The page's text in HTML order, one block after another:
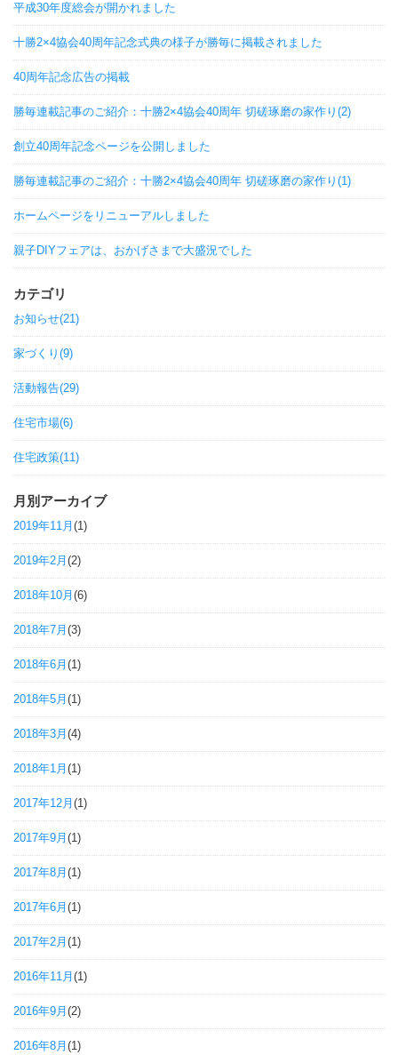
平成30年度総会が開かれました
十勝2×4協会40周年記念式典の様子が勝毎に掲載されました
40周年記念広告の掲載
勝毎連載記事のご紹介：十勝2×4協会40周年 切磋琢磨の家作り(2)
創立40周年記念ページを公開しました
勝毎連載記事のご紹介：十勝2×4協会40周年 切磋琢磨の家作り(1)
ホームページをリニューアルしました
親子DIYフェアは、おかげさまで大盛況でした
カテゴリ
お知らせ(21)
家づくり(9)
活動報告(29)
住宅市場(6)
住宅政策(11)
月別アーカイブ
2019年11月 (1)
2019年2月 (2)
2018年10月 (6)
2018年7月 (3)
2018年6月 (1)
2018年5月 (1)
2018年3月 (4)
2018年1月 (1)
2017年12月 (1)
2017年9月 (1)
2017年8月 (1)
2017年6月 (1)
2017年2月 (1)
2016年11月 (1)
2016年9月 (2)
2016年8月 (1)